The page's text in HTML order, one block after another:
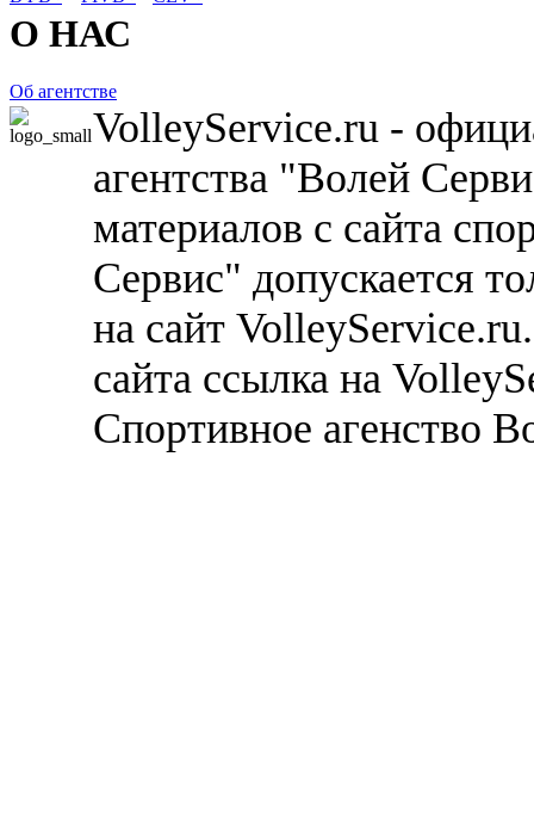
О НАС
Об агентстве
VolleyService.ru -
агентства "Волей
материалов с сайта
Сервис" допускается
на сайт
сайта ссылка на
Спортивное агенство